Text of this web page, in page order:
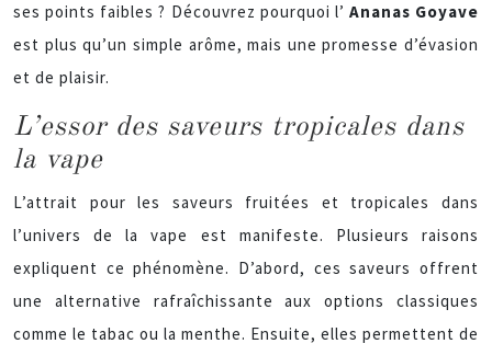
ses points faibles ? Découvrez pourquoi l’ Ananas Goyave
est plus qu’un simple arôme, mais une promesse d’évasion
et de plaisir.
L’essor des saveurs tropicales dans
la vape
L’attrait pour les saveurs fruitées et tropicales dans
l’univers de la vape est manifeste. Plusieurs raisons
expliquent ce phénomène. D’abord, ces saveurs offrent
une alternative rafraîchissante aux options classiques
comme le tabac ou la menthe. Ensuite, elles permettent de